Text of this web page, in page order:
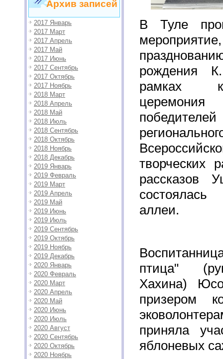
Архив записей
2017 Январь
2017 Март
2017 Апрель
2017 Май
2017 Июнь
2017 Сентябрь
2017 Октябрь
2017 Ноябрь
2018 Март
2018 Апрель
2018 Май
2018 Июль
2018 Сентябрь
2018 Октябрь
2018 Ноябрь
2018 Декабрь
2019 Январь
2019 Февраль
2019 Март
2019 Апрель
2019 Май
2019 Июнь
2019 Июль
2019 Сентябрь
2019 Октябрь
2019 Ноябрь
2019 Декабрь
2020 Январь
2020 Февраль
2020 Март
2020 Апрель
2020 Май
2020 Июнь
2020 Июль
2020 Август
2020 Сентябрь
2020 Октябрь
2020 Ноябрь
В Туле
рождения
рамках
творческих
рассказов
аллеи.
птица"
Хахина)
призером
приняла
яблоневых